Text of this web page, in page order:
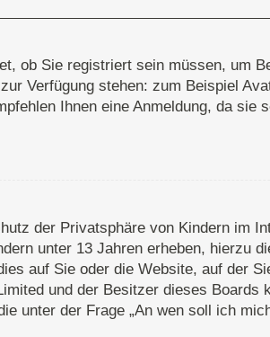
ob Sie registriert sein müssen, um
Verfügung stehen: zum Beispiel
Ihnen eine Anmeldung, da sie
der Privatsphäre von Kindern im
unter 13 Jahren erheben, hierzu
auf Sie oder die Website, auf der
und der Besitzer dieses Boards
unter der Frage „An wen soll ich